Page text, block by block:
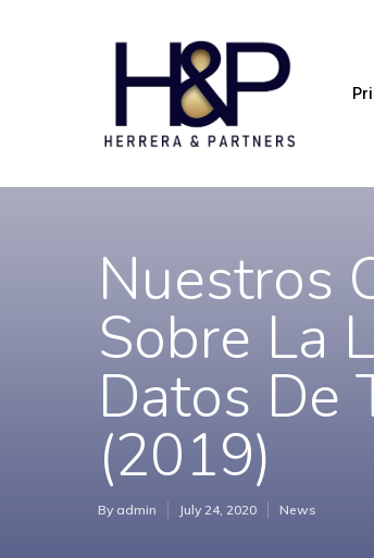
Nuestros
Sobre La
Datos De
(2019)
By admin July 24, 2020 News